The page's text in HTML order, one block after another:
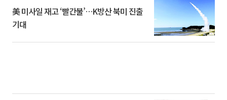
美 미사일 재고 ‘빨간불’…K방산 북미 진출
기대